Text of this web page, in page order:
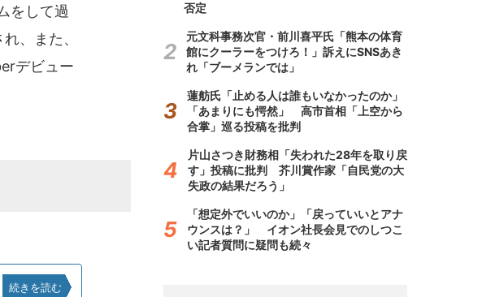
をして過
、また、
デビュー
続きを読む
否定
元文科事務次官・前川喜平氏「熊本の体育
館にクーラーをつけろ！」訴えにSNSあき
れ「ブーメランでは」
蓮舫氏「止める人は誰もいなかったのか」
「あまりにも愕然」 高市首相「上空から
合掌」巡る投稿を批判
片山さつき財務相「失われた28年を取り戻
す」投稿に批判 芥川賞作家「自民党の大
失政の結果だろう」
「想定外でいいのか」「戻っていいとアナ
ウンスは？」 イオン社長会見でのしつこ
い記者質問に疑問も続々